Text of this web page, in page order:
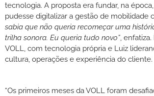
tecnologia. A proposta era fundar, na
pudesse digitalizar a gestão de mobilidade
sabia que não queria recomeçar uma
trilha sonora. Eu queria tudo novo”,
VOLL, com tecnologia própria e Luiz
cultura, operações e experiência do cliente.
“Os primeiros meses da VOLL foram